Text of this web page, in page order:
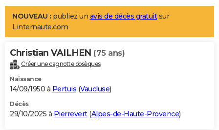
LIFESTYLE
Art de vivre
Bien-être
Loisirs
Mode
Modes de vie
Alimentation
Guide de la santé
Maladies
Médicaments
Sommeil
VOYAGE
Destinations
City break
Voyage nature
Voyage de noces
Forum
Climat
+PHOTO
GUIDES D'ACHAT
BONS PLANS
NOUVEAU : publiez un avis de décès gratuitsur
Linternaute.com
Christian VAILHEN (75 ans)
Créer une cagnotte obsèques
Naissance
14/09/1950 à Pertuis (Vaucluse)
Décès
29/10/2025 à Pierrevert(Alpes-de-Haute-Provence)